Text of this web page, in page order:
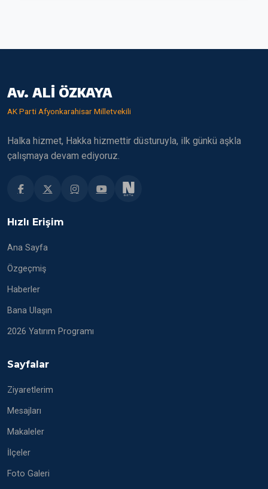
Av. ALİ ÖZKAYA
AK Parti Afyonkarahisar Milletvekili
Halka hizmet, Hakka hizmettir düsturuyla, ilk günkü aşkla
çalışmaya devam ediyoruz.
Hızlı Erişim
Ana Sayfa
Özgeçmiş
Haberler
Bana Ulaşın
2026 Yatırım Programı
Sayfalar
Ziyaretlerim
Mesajları
Makaleler
İlçeler
Foto Galeri